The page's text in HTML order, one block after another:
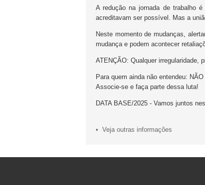
A redução na jornada de trabalho
acreditavam ser possível. Mas a
Neste momento de mudanças,
mudança e podem acontecer
ATENÇÃO: Qualquer irregularidade,
Para quem ainda não entendeu:
Associe-se e faça parte dessa luta!
DATA BASE/2025 - Vamos juntos
• Veja outras informações